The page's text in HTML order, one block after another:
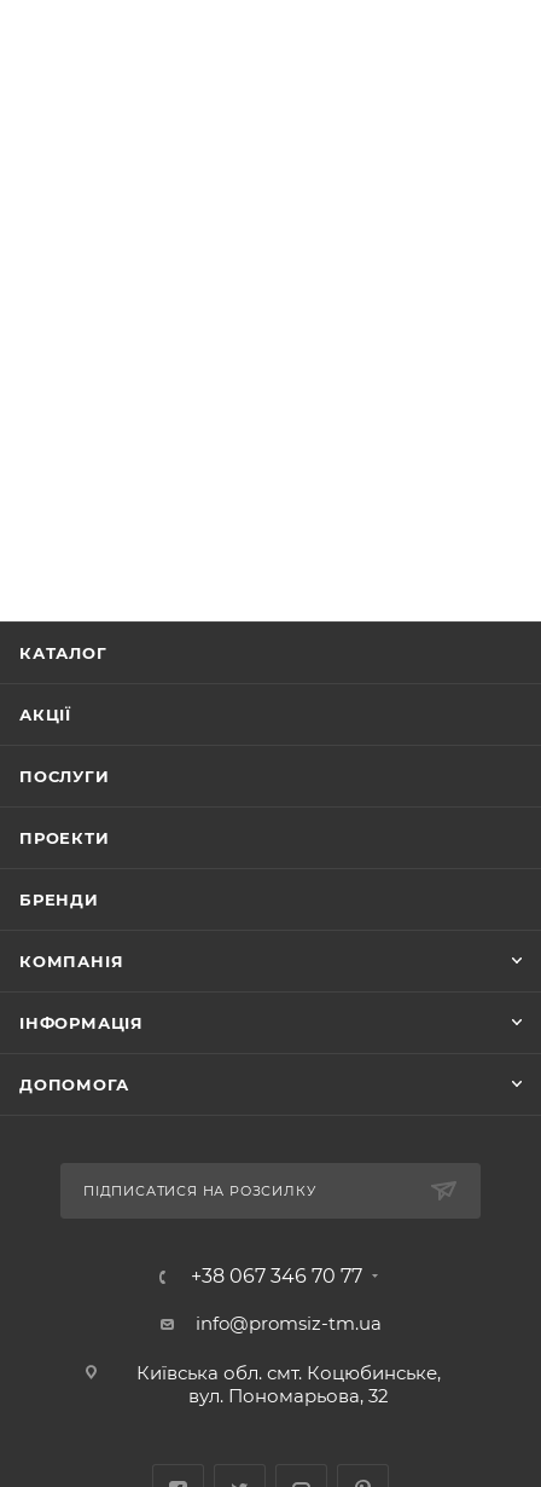
КАТАЛОГ
АКЦІЇ
ПОСЛУГИ
ПРОЕКТИ
БРЕНДИ
КОМПАНІЯ
ІНФОРМАЦІЯ
ДОПОМОГА
ПІДПИСАТИСЯ НА РОЗСИЛКУ
+38 067 346 70 77
info@promsiz-tm.ua
Київська обл. смт. Коцюбинське,
вул. Пономарьова, 32